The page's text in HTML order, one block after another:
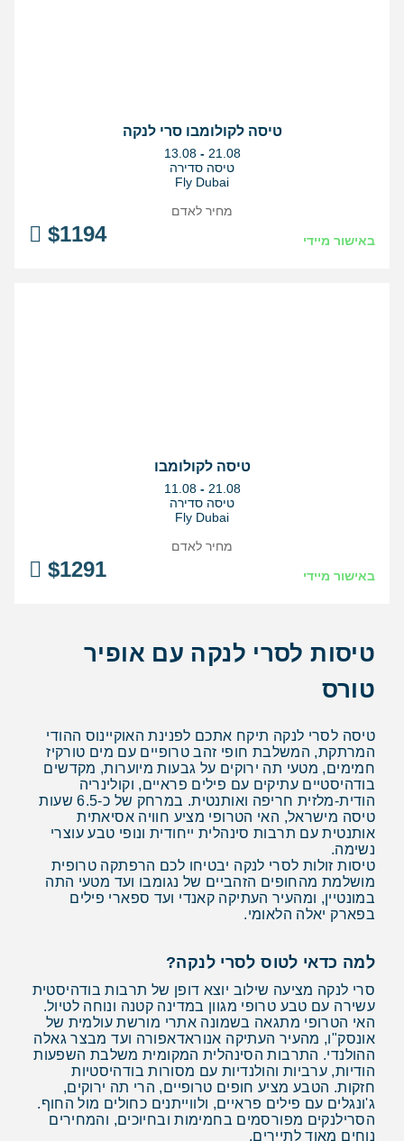
טיסה לקולומבו סרי לנקה
בין
התאריכים,
13.08 - 21.08
טיסה סדירה
Fly Dubai
באישור מיידי $1194
מחיר לאדם
טיסה לקולומבו
בין
התאריכים,
11.08 - 21.08
טיסה סדירה
Fly Dubai
באישור מיידי $1291
מחיר לאדם
טיסות לסרי לנקה עם אופיר
טורס
טיסה לסרי לנקה תיקח אתכם לפנינת האוקיינוס ההודי
המרתקת, המשלבת חופי זהב טרופיים עם מים טורקיז
חמימים, מטעי תה ירוקים על גבעות מיוערות, מקדשים
בודהיסטיים עתיקים עם פילים פראיים, וקולינריה
הודית-מלזית חריפה ואותנטית. במרחק של כ-6.5 שעות
טיסה מישראל, האי הטרופי מציע חוויה אסיאתית
אותנטית עם תרבות סינהלית ייחודית ונופי טבע עוצרי
נשימה.
טיסות זולות לסרי לנקה יבטיחו לכם הרפתקה טרופית
מושלמת מהחופים הזהביים של נגומבו ועד מטעי התה
במונטיין, ומהעיר העתיקה קאנדי ועד ספארי פילים
בפארק יאלה הלאומי.
למה כדאי לטוס לסרי לנקה?
סרי לנקה מציעה שילוב יוצא דופן של תרבות בודהיסטית
עשירה עם טבע טרופי מגוון במדינה קטנה ונוחה לטיול.
האי הטרופי מתגאה בשמונה אתרי מורשת עולמית של
אונסק"ו, מהעיר העתיקה אנוראדאפורה ועד מבצר גאלה
ההולנדי. התרבות הסינהלית המקומית משלבת השפעות
הודיות, ערביות והולנדיות עם מסורות בודהיסטיות
חזקות. הטבע מציע חופים טרופיים, הרי תה ירוקים,
ג'ונגלים עם פילים פראיים, ולווייתנים כחולים מול החוף.
הסרילנקים מפורסמים בחמימות ובחיוכים, והמחירים
נוחים מאוד לתיירים.